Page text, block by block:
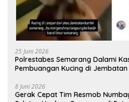
25 Juni 2026
Polrestabes Semarang Dalami
Pembuangan Kucing di
8 Juni 2026
Gerak Cepat Tim Resmob